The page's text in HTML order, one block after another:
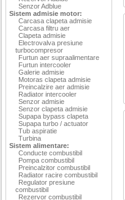
Senzor Adblue
Sistem admisie motor:
Carcasa clapeta admisie
Carcasa filtru aer
Clapeta admisie
Electrovalva presiune
turbocompresor
Furtun aer supraalimentare
Furtun intercooler
Galerie admisie
Motoras clapeta admisie
Preincalzire aer admisie
Radiator intercooler
Senzor admisie
Senzor clapeta admisie
Supapa bypass clapeta
Supapa turbo / actuator
Tub aspiratie
Turbina
Sistem alimentare:
Conducte combustibil
Pompa combustibil
Preincalzitor combustibil
Radiator racire combustibil
Regulator presiune
combustibil
Rezervor combustibil